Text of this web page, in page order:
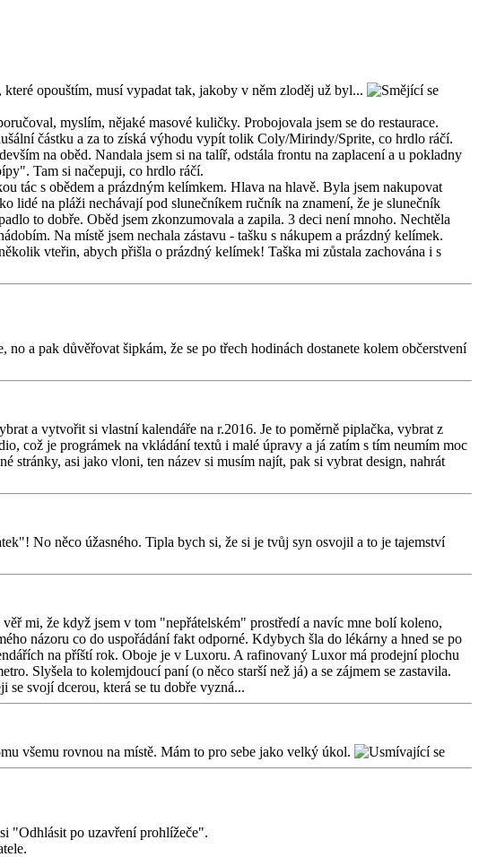
opouštím, musí vypadat tak, jakoby v něm zloděj už byl...
myslím, nějaké masové kuličky. Probojovala jsem se do restaurace.
částku a za to získá výhodu vypít tolik Coly/Mirindy/Sprite, co hrdlo ráčí.
na oběd. Nandala jsem si na talíř, odstála frontu na zaplacení a u pokladny
Tam si načepuji, co hrdlo ráčí.
tác s obědem a prázdným kelímkem. Hlava na hlavě. Byla jsem nakupovat
lidé na pláži nechávají pod slunečníkem ručník na znamení, že je slunečník
to dobře. Oběd jsem zkonzumovala a zapila. 3 deci není mnoho. Nechtěla
Na místě jsem nechala zástavu - tašku s nákupem a prázdný kelímek.
vteřin, abych přišla o prázdný kelímek! Taška mi zůstala zachována i s
a pak důvěřovat šipkám, že se po třech hodinách dostanete kolem občerstvení
a vytvořit si vlastní kalendáře na r.2016. Je to poměrně piplačka, vybrat z
což je prográmek na vkládání textů i malé úpravy a já zatím s tím neumím moc
stránky, asi jako vloni, ten název si musím najít, pak si vybrat design, nahrát
No něco úžasného. Tipla bych si, že si je tvůj syn osvojil a to je tajemství
mi, že když jsem v tom "nepřátelském" prostředí a navíc mne bolí koleno,
názoru co do uspořádání fakt odporné. Kdybych šla do lékárny a hned se po
na příští rok. Oboje je v Luxoru. A rafinovaný Luxor má prodejní plochu
Slyšela to kolemjdoucí paní (o něco starší než já) a se zájmem se zastavila.
se svojí dcerou, která se tu dobře vyzná...
všemu rovnou na místě. Mám to pro sebe jako velký úkol.
"Odhlásit po uzavření prohlížeče".